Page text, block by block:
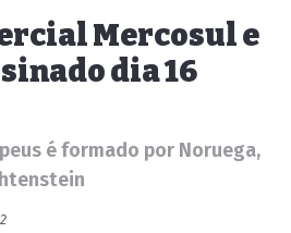
Mercosul e
dia 16
é formado por Noruega,